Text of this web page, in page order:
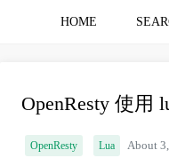
HOME
OpenResty 使用
OpenResty Lua About